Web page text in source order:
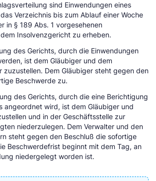
sind Einwendungen eines
Verzeichnis bis zum Ablauf einer Woche
in § 189 Abs. 1 vorgesehenen
Insolvenzgericht zu erheben.
des Gerichts, durch die Einwendungen
ist dem Gläubiger und dem
zuzustellen. Dem Gläubiger steht gegen den
Beschwerde zu.
des Gerichts, durch die eine Berichtigung
angeordnet wird, ist dem Gläubiger und
und in der Geschäftsstelle zur
niederzulegen. Dem Verwalter und den
steht gegen den Beschluß die sofortige
Beschwerdefrist beginnt mit dem Tag, an
niedergelegt worden ist.